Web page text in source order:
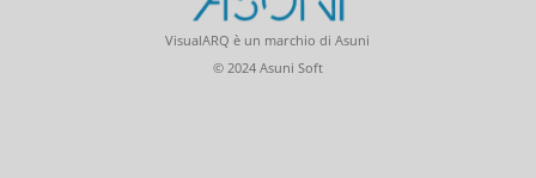
VisualARQ è un marchio di Asuni
© 2024 Asuni Soft